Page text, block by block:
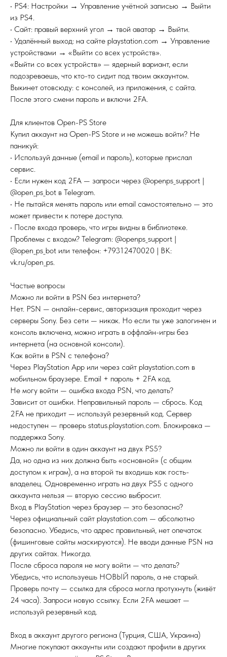
• PS4: Настройки → Управление учётной записью → Выйти
из PS4.
• Сайт: правый верхний угол → твой аватар → Выйти.
• Удалённый выход: на сайте playstation.com → Управление
устройствами → «Выйти со всех устройств».
«Выйти со всех устройств» — ядерный вариант, если
подозреваешь, что кто-то сидит под твоим аккаунтом.
Выкинет отовсюду: с консолей, из приложения, с сайта.
После этого смени пароль и включи 2FA.
Для клиентов Open-PS Store
Купил аккаунт на Open-PS Store и не можешь войти? Не
паникуй:
• Используй данные (email и пароль), которые прислал
сервис.
• Если нужен код 2FA — запроси через @openps_support |
@open_ps_bot в Telegram.
• Не пытайся менять пароль или email самостоятельно — это
может привести к потере доступа.
• После входа проверь, что игры видны в библиотеке.
Проблемы с входом? Telegram: @openps_support |
@open_ps_bot или телефон: +79312470020 | ВК:
vk.ru/open_ps.
Частые вопросы
Можно ли войти в PSN без интернета?
Нет. PSN — онлайн-сервис, авторизация проходит через
серверы Sony. Без сети — никак. Но если ты уже залогинен и
консоль включена, можно играть в оффлайн-игры без
интернета (на основной консоли).
Как войти в PSN с телефона?
Через PlayStation App или через сайт playstation.com в
мобильном браузере. Email + пароль + 2FA код.
Не могу войти — ошибка входа PSN, что делать?
Зависит от ошибки. Неправильный пароль — сбрось. Код
2FA не приходит — используй резервный код. Сервер
недоступен — проверь status.playstation.com. Блокировка —
поддержка Sony.
Можно ли войти в один аккаунт на двух PS5?
Да, но одна из них должна быть «основной» (с общим
доступом к играм), а на второй ты входишь как гость-
владелец. Одновременно играть на двух PS5 с одного
аккаунта нельзя — вторую сессию выбросит.
Вход в PlayStation через браузер — это безопасно?
Через официальный сайт playstation.com — абсолютно
безопасно. Убедись, что адрес правильный, нет опечаток
(фишинговые сайты маскируются). Не вводи данные PSN на
других сайтах. Никогда.
После сброса пароля не могу войти — что делать?
Убедись, что используешь НОВЫЙ пароль, а не старый.
Проверь почту — ссылка для сброса могла протухнуть (живёт
24 часа). Запроси новую ссылку. Если 2FA мешает —
используй резервный код.
Вход в аккаунт другого региона (Турция, США, Украина)
Многие покупают аккаунты или создают профили в других